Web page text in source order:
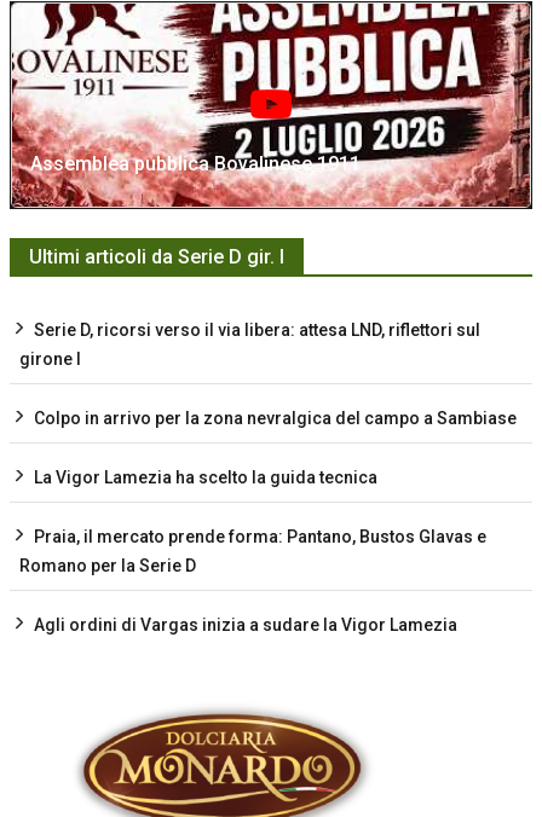
Assemblea pubblica Bovalinese 1911
Ultimi articoli da Serie D gir. I
Serie D, ricorsi verso il via libera: attesa LND, riflettori sul
girone I
Colpo in arrivo per la zona nevralgica del campo a Sambiase
La Vigor Lamezia ha scelto la guida tecnica
Praia, il mercato prende forma: Pantano, Bustos Glavas e
Romano per la Serie D
Agli ordini di Vargas inizia a sudare la Vigor Lamezia